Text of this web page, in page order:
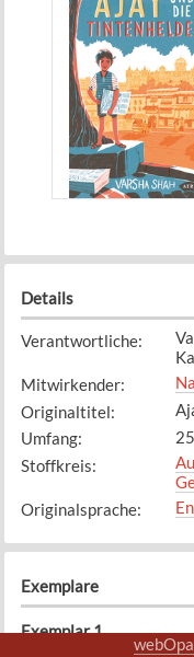
Details
Verantwortliche:
Mitwirkender:
Originaltitel:
Umfang:
Stoffkreis:
Originalsprache:
Exemplare
Exemplar1